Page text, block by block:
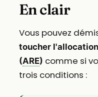
En clair
Vous pouvez
toucher
(ARE) comme si
trois conditions :